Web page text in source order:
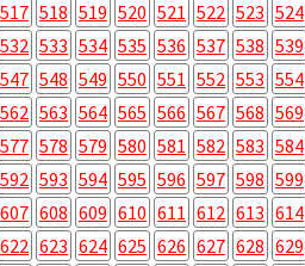
517 518 519 520 521 522 523 524
532 533 534 535 536 537 538 539
547 548 549 550 551 552 553 554
562 563 564 565 566 567 568 569
577 578 579 580 581 582 583 584
592 593 594 595 596 597 598 599
607 608 609 610 611 612 613 614
622 623 624 625 626 627 628 629